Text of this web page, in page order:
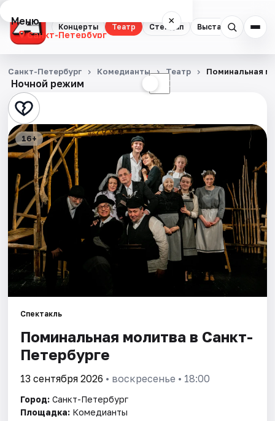
Концерты Театр Стендап Выставки
Меню ×
Санкт-Петербург
Концерты
Театр
Стендап
Выставки
Квесты
Экскурсии
Спорт
События
Площадки
Артисты
Ночной режим ☾
Санкт-Петербург Комедианты Театр Поминальная
16+
Спектакль
Поминальная молитва в Санкт-
Петербурге
13 сентября 2026 • воскресенье • 18:00
Город: Санкт-Петербург
Площадка: Комедианты